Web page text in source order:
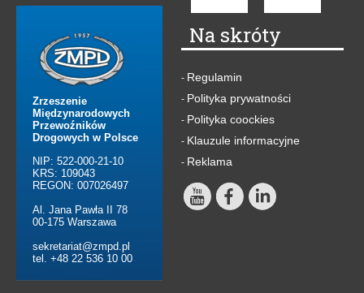
Zrzeszenie
Międzynarodowych
Przewoźników
Drogowych w Polsce
NIP: 522-000-21-10
KRS: 109043
REGON: 007026497
Al. Jana Pawła II 78
00-175 Warszawa
sekretariat@zmpd.pl
tel. +48 22 536 10 00
Na skróty
- Regulamin
- Polityka prywatności
- Polityka coockies
- Klauzule informacyjne
- Reklama